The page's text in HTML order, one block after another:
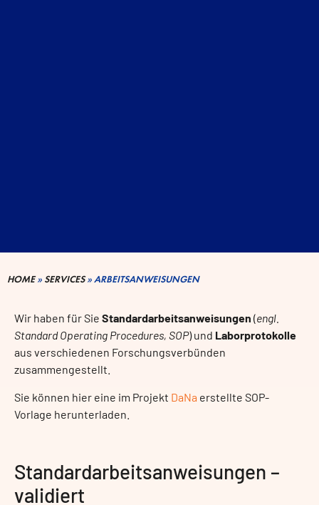
HOME» SERVICES»ARBEITSANWEISUNGEN
Wir haben für Sie Standardarbeitsanweisungen (engl.
Standard Operating Procedures, SOP) und Laborprotokolle
aus verschiedenen Forschungsverbünden
zusammengestellt.
Sie können hier eine im Projekt DaNa erstellte SOP-
Vorlage herunterladen.
Standardarbeitsanweisungen –
validiert